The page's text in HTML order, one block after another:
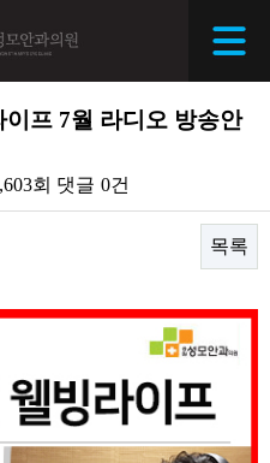
프 7월 라디오 방송안
회 댓글 0건
목록